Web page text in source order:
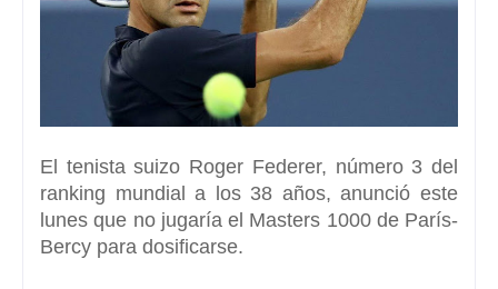
El tenista suizo Roger Federer, número 3 del
ranking mundial a los 38 años, anunció este
lunes que no jugaría el Masters 1000 de París-
Bercy para dosificarse.